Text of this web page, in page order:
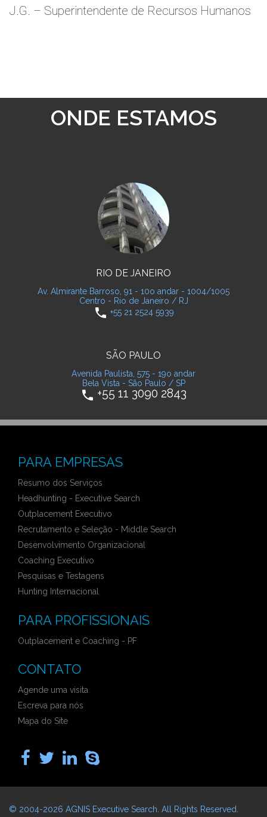
J.G. – Superintendente de Recursos Humanos
ONDE ESTAMOS
RIO DE JANEIRO
Av. Almirante Barroso, 91 - 10o andar - 1004/1005
Centro - Rio de Janeiro / RJ
phone +55 21 2524 5939
SÃO PAULO
Avenida Paulista, 575 - 19o andar
Bela Vista - São Paulo / SP
phone +55 11 3090 2843
PARA EMPRESAS
Resumo dos Serviços
Headhunting - Executive Search
Outplacement Executivo
Recrutamento e Seleção - Middle Search
Desenvolvimento Organizacional
Coaching Executivo
Pesquisas e Testagens
Hunting Internacional
PARA PROFISSIONAIS
Outplacement e Coaching - PF
CONTATO
Agende uma visita
Escreva para nós
Mapa do Site
© 2004-2026 AGNIS Executive Search . All Rights Reserved.